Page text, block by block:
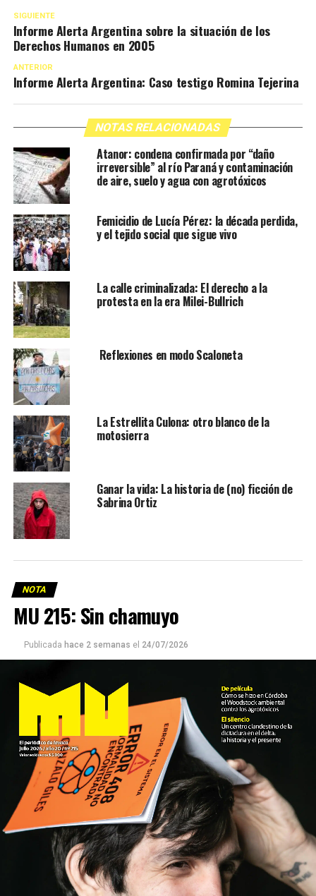
SIGUIENTE
Informe Alerta Argentina sobre la situación de los
Derechos Humanos en 2005
ANTERIOR
Informe Alerta Argentina: Caso testigo Romina Tejerina
NOTAS RELACIONADAS
Atanor: condena confirmada por “daño
irreversible” al río Paraná y contaminación
de aire, suelo y agua con agrotóxicos
Femicidio de Lucía Pérez: la década perdida,
y el tejido social que sigue vivo
La calle criminalizada: El derecho a la
protesta en la era Milei-Bullrich
Reflexiones en modo Scaloneta
La Estrellita Culona: otro blanco de la
motosierra
Ganar la vida: La historia de (no) ficción de
Sabrina Ortiz
NOTA
MU 215: Sin chamuyo
Publicada hace 2 semanas el 24/07/2026